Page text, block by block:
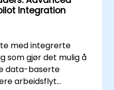
Integration
med integrerte
som gjør det mulig å
data-baserte
arbeidsflyt